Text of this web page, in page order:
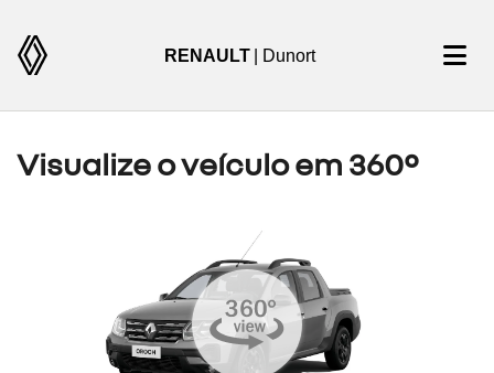
RENAULT | Dunort
Visualize o veículo em 360°